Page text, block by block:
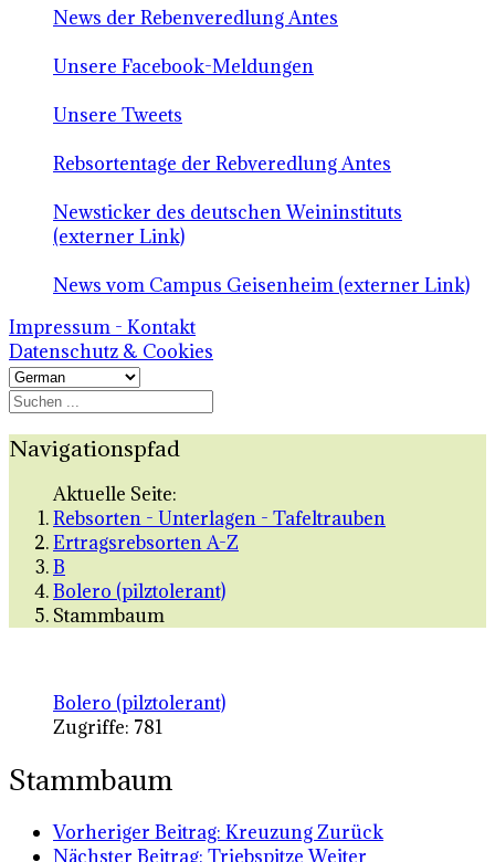
News der Rebenveredlung Antes
Unsere Facebook-Meldungen
Unsere Tweets
Rebsortentage der Rebveredlung Antes
Newsticker des deutschen Weininstituts
(externer Link)
News vom Campus Geisenheim (externer Link)
Impressum - Kontakt
Datenschutz & Cookies
Navigationspfad
Aktuelle Seite:
Rebsorten - Unterlagen - Tafeltrauben
Ertragsrebsorten A-Z
B
Bolero (pilztolerant)
Stammbaum
Bolero (pilztolerant)
Zugriffe: 781
Stammbaum
Vorheriger Beitrag: KreuzungZurück
Nächster Beitrag: TriebspitzeWeiter